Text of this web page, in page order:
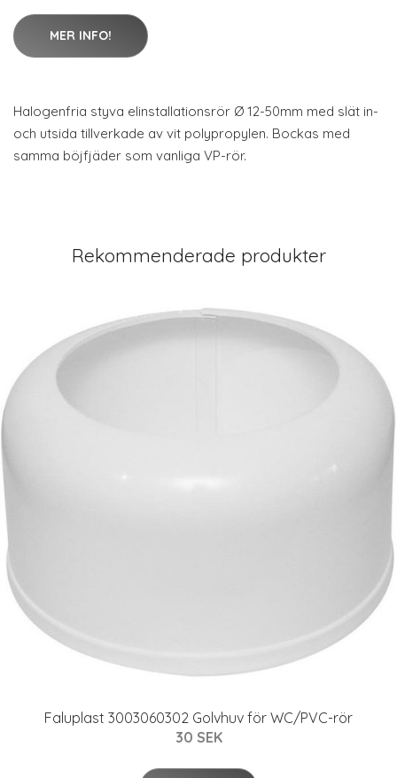
MER INFO!
Halogenfria styva elinstallationsrör Ø 12-50mm med slät in-
och utsida tillverkade av vit polypropylen. Bockas med
samma böjfjäder som vanliga VP-rör.
Rekommenderade produkter
Faluplast 3003060302 Golvhuv för WC/PVC-rör
30 SEK